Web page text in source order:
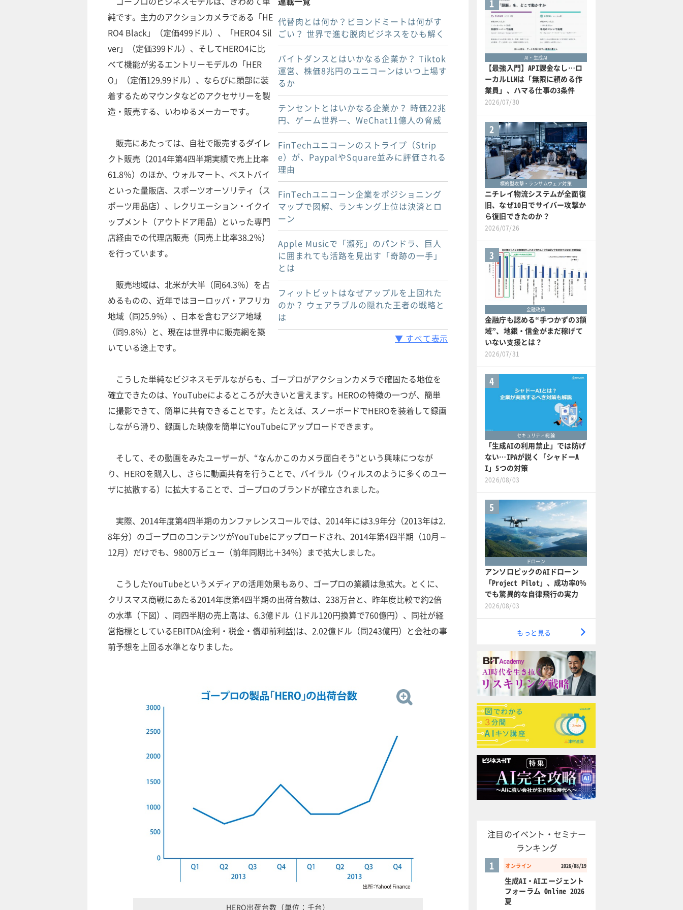
代替肉とは何か？ビヨンドミートは何がす
ごい？ 世界で進む脱肉ビジネスをひも解く
バイトダンスとはいかなる企業か？ Tiktok
運営、株価8兆円のユニコーンはいつ上場す
るか
テンセントとはいかなる企業か？ 時価22兆
円、ゲーム世界一、WeChat11億人の脅威
FinTechユニコーンのストライプ（Strip
e）が、PaypalやSquare並みに評価される
理由
FinTechユニコーン企業をポジショニング
マップで図解、ランキング上位は決済とロ
ーン
Apple Musicで「瀕死」のパンドラ、巨人
に囲まれても活路を見出す「奇跡の一手」
とは
フィットビットはなぜアップルを上回れた
のか？ ウェアラブルの隠れた王者の戦略と
は
▼ すべて表示
純です。主力のアクションカメラである「HE
RO4 Black」（定価499ドル）、「HERO4 Sil
ver」（定価399ドル）、そしてHERO4に比
べて機能が劣るエントリーモデルの「HER
O」（定価129.99ドル）、ならびに頭部に装
着するためマウンタなどのアクセサリーを製
造・販売する、いわゆるメーカーです。
販売にあたっては、自社で販売するダイレ
クト販売（2014年第4四半期実績で売上比率
61.8％）のほか、ウォルマート、ベストバイ
といった量販店、スポーツオーソリティ（ス
ポーツ用品店）、レクリエーション・イクイ
ップメント（アウトドア用品）といった専門
店経由での代理店販売（同売上比率38.2％）
を行っています。
販売地域は、北米が大半（同64.3％）を占
めるものの、近年ではヨーロッパ・アフリカ
地域（同25.9％）、日本を含むアジア地域
（同9.8％）と、現在は世界中に販売網を築
いている途上です。
こうした単純なビジネスモデルながらも、ゴープロがアクションカメラで確固たる地位を
確立できたのは、YouTubeによるところが大きいと言えます。HEROの特徴の一つが、簡単
に撮影できて、簡単に共有できることです。たとえば、スノーボードでHEROを装着して録画
しながら滑り、録画した映像を簡単にYouTubeにアップロードできます。
そして、その動画をみたユーザーが、“なんかこのカメラ面白そう”という興味につなが
り、HEROを購入し、さらに動画共有を行うことで、バイラル（ウィルスのように多くのユー
ザに拡散する）に拡大することで、ゴープロのブランドが確立されました。
実際、2014年度第4四半期のカンファレンスコールでは、2014年には3.9年分（2013年は2.
8年分）のゴープロのコンテンツがYouTubeにアップロードされ、2014年第4四半期（10月～
12月）だけでも、9800万ビュー（前年同期比＋34％）まで拡大しました。
こうしたYouTubeというメディアの活用効果もあり、ゴープロの業績は急拡大。とくに、
クリスマス商戦にあたる2014年度第4四半期の出荷台数は、238万台と、昨年度比較で約2倍
の水準（下図）、同四半期の売上高は、6.3億ドル（1ドル120円換算で760億円）、同社が経
営指標としているEBITDA(金利・税金・償却前利益)は、2.02億ドル（同243億円）と会社の事
前予想を上回る水準となりました。
HERO出荷台数（単位：千台）
1
AI・生成AI
【最強入門】API課金なし…ロ
ーカルLLMは「無限に頼める作
業員」、ハマる仕事の3条件
2026/07/30
2
標的型攻撃・ランサムウェア対策
ニチレイ物流システムが全面復
旧、なぜ10日でサイバー攻撃か
ら復旧できたのか？
2026/07/26
3
金融政策
金融庁も認める“手つかずの3領
域”、地銀・信金がまだ稼げて
いない支援とは？
2026/07/31
4
セキュリティ総論
「生成AIの利用禁止」では防げ
ない…IPAが説く「シャドーA
I」5つの対策
2026/08/03
5
ドローン
アンソロピックのAIドローン
「Project Pilot」、成功率0％
でも驚異的な自律飛行の実力
2026/08/03
もっと見る
注目のイベント・セミナー
ランキング
オンライン 2026/08/19
1
生成AI・AIエージェント
フォーラム Online 2026
夏